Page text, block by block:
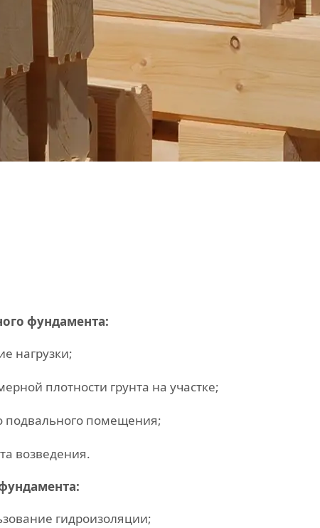
фундамента:
нагрузки;
плотности грунта на участке;
подвального помещения;
возведения.
гидроизоляции;